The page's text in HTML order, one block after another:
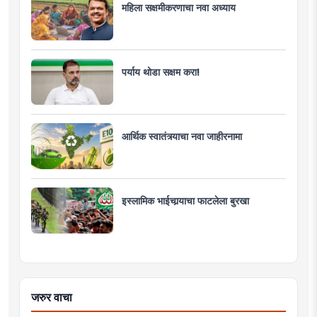
महिला सक्षमीकरणाचा नवा अध्याय
पर्याय थोडा सक्षम करा!
आर्थिक स्वातंत्र्याचा नवा जाहीरनामा
इस्लामिक भाईचार्‍याचा फाटलेला बुरखा
जरुर वाचा